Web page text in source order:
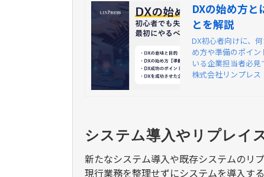
DXの始め方
とを解説
DX初心者向けに、
め方や準備のポイ
いる企業担当者必見
株式会社リンプレス
システム導入やリプレイ
新たなシステム導入や既存システムのリ
現行業務を整理せずにシステムを導入す